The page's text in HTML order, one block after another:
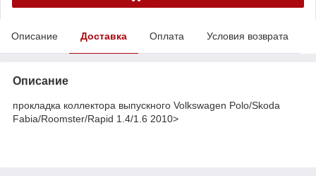
Описание Доставка Оплата Условия возврата
Описание
прокладка коллектора выпускного Volkswagen Polo/Skoda
Fabia/Roomster/Rapid 1.4/1.6 2010>